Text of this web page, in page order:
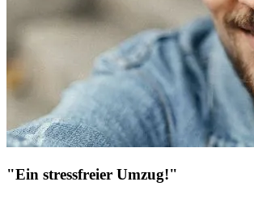
"Ein stressfreier Umzug!"